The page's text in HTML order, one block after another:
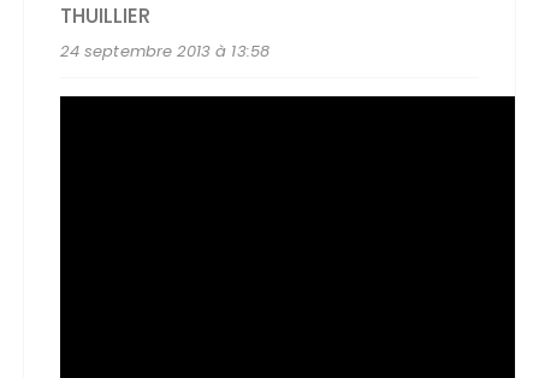
THUILLIER
24 septembre 2013 à 13:58